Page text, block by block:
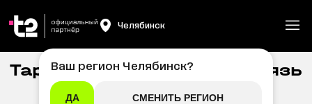
Челябинск
Главная Мобильная связь
Тарифы на мобильную связь
t2 в Челябинске
Ваш регион Челябинск?
ДА СМЕНИТЬ РЕГИОН